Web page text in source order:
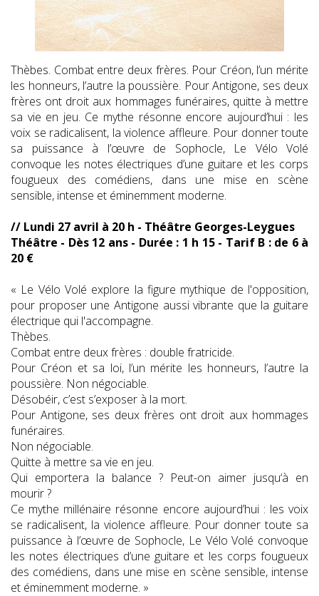
Thèbes. Combat entre deux frères. Pour Créon, l’un mérite
les honneurs, l’autre la poussière. Pour Antigone, ses deux
frères ont droit aux hommages funéraires, quitte à mettre
sa vie en jeu. Ce mythe résonne encore aujourd’hui : les
voix se radicalisent, la violence affleure. Pour donner toute
sa puissance à l’œuvre de Sophocle, Le Vélo Volé
convoque les notes électriques d’une guitare et les corps
fougueux des comédiens, dans une mise en scène
sensible, intense et éminemment moderne.
// Lundi 27 avril à 20 h - Théâtre Georges-Leygues
Théâtre - Dès 12 ans - Durée : 1 h 15 - Tarif B : de 6 à
20 €
« Le Vélo Volé explore la figure mythique de l'opposition,
pour proposer une Antigone aussi vibrante que la guitare
électrique qui l'accompagne.
Thèbes.
Combat entre deux frères : double fratricide.
Pour Créon et sa loi, l’un mérite les honneurs, l’autre la
poussière. Non négociable.
Désobéir, c’est s’exposer à la mort.
Pour Antigone, ses deux frères ont droit aux hommages
funéraires.
Non négociable.
Quitte à mettre sa vie en jeu.
Qui emportera la balance ? Peut-on aimer jusqu‘à en
mourir ?
Ce mythe millénaire résonne encore aujourd’hui : les voix
se radicalisent, la violence affleure. Pour donner toute sa
puissance à l’œuvre de Sophocle, Le Vélo Volé convoque
les notes électriques d’une guitare et les corps fougueux
des comédiens, dans une mise en scène sensible, intense
et éminemment moderne. »